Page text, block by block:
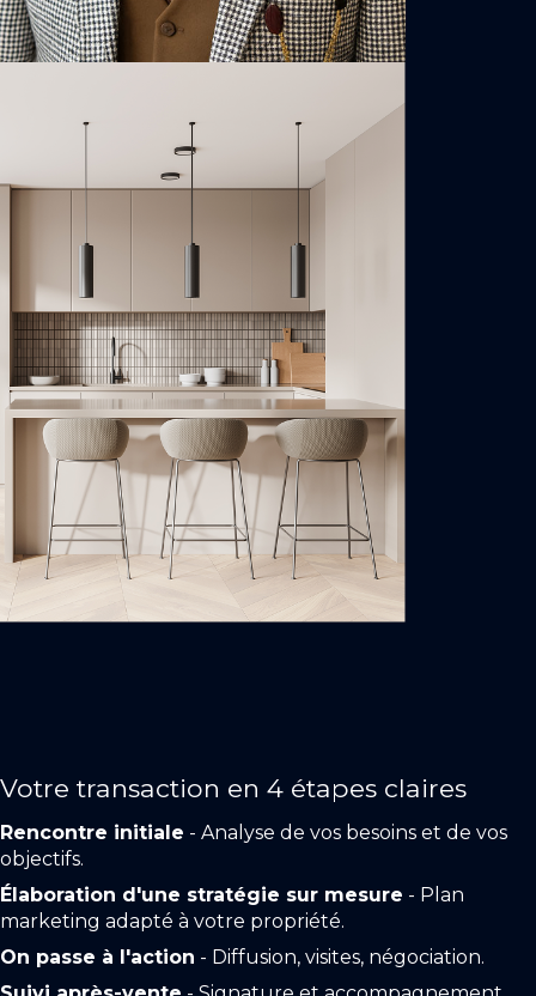
Votre transaction en 4 étapes claires
Rencontre initiale - Analyse de vos besoins et de vos
objectifs.
Élaboration d'une stratégie sur mesure - Plan
marketing adapté à votre propriété.
On passe à l'action - Diffusion, visites, négociation.